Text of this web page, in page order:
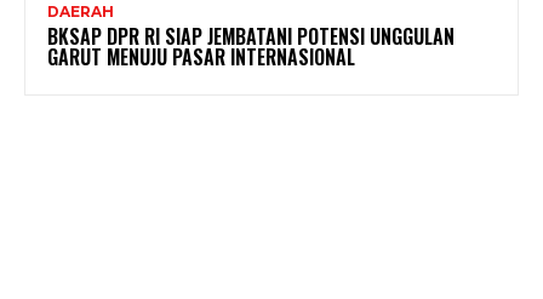
DAERAH
BKSAP DPR RI SIAP JEMBATANI POTENSI UNGGULAN
GARUT MENUJU PASAR INTERNASIONAL